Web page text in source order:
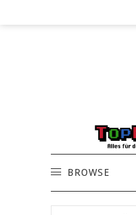
BROWSE